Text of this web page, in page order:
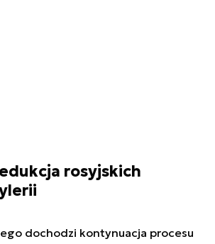
rosyjskich
dochodzi kontynuacja procesu